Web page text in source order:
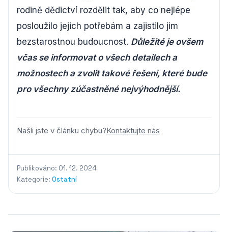
rodině dědictví rozdělit tak, aby co nejlépe
posloužilo jejich potřebám a zajistilo jim
bezstarostnou budoucnost. Důležité je ovšem
včas se informovat o všech detailech a
možnostech a zvolit takové řešení, které bude
pro všechny zúčastněné nejvýhodnější.
Našli jste v článku chybu?Kontaktujte nás
Publikováno: 01. 12. 2024
Kategorie: Ostatní